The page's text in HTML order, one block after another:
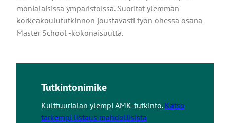
monialaisissa ympäristöissä. Suoritat ylemmän
korkeakoulututkinnon joustavasti työn ohessa osana
Master School -kokonaisuutta.
Tutkintonimike
Kulttuurialan ylempi AMK-tutkinto. Katso
tarkempi listaus mahdollisista